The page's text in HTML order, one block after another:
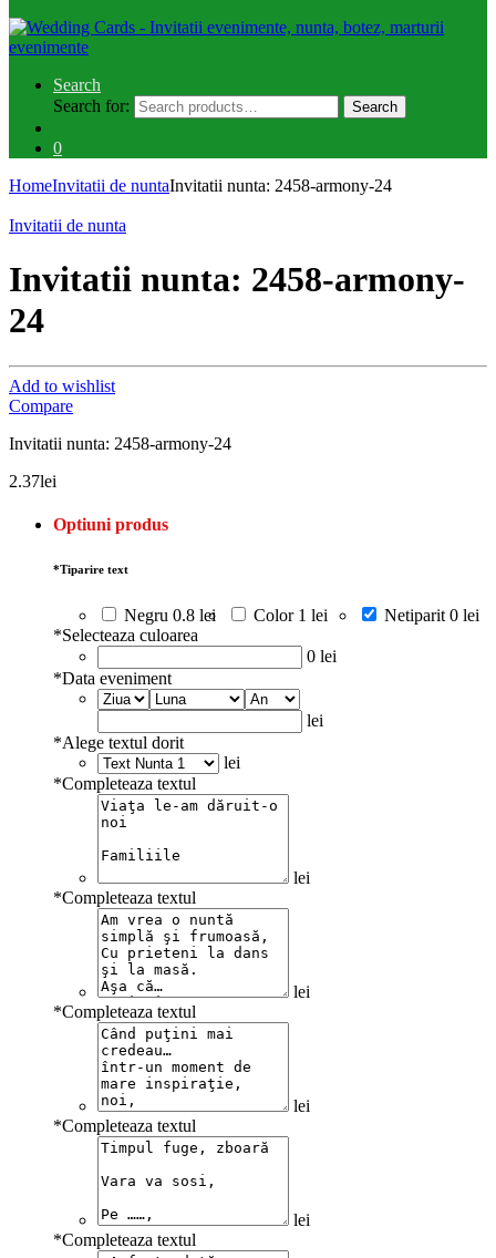
Search
Search for:
Search
0
HomeInvitatii de nuntaInvitatii nunta: 2458-armony-24
Invitatii de nunta
Invitatii nunta: 2458-armony-
24
Add to wishlist
Compare
Invitatii nunta: 2458-armony-24
2.37lei
Optiuni produs
*Tiparire text
Negru 0.8 lei Color 1 lei Netiparit 0 lei
*Selecteaza culoarea
0 lei
*Data eveniment
lei
*Alege textul dorit
lei
*Completeaza textul
lei
*Completeaza textul
lei
*Completeaza textul
lei
*Completeaza textul
lei
*Completeaza textul